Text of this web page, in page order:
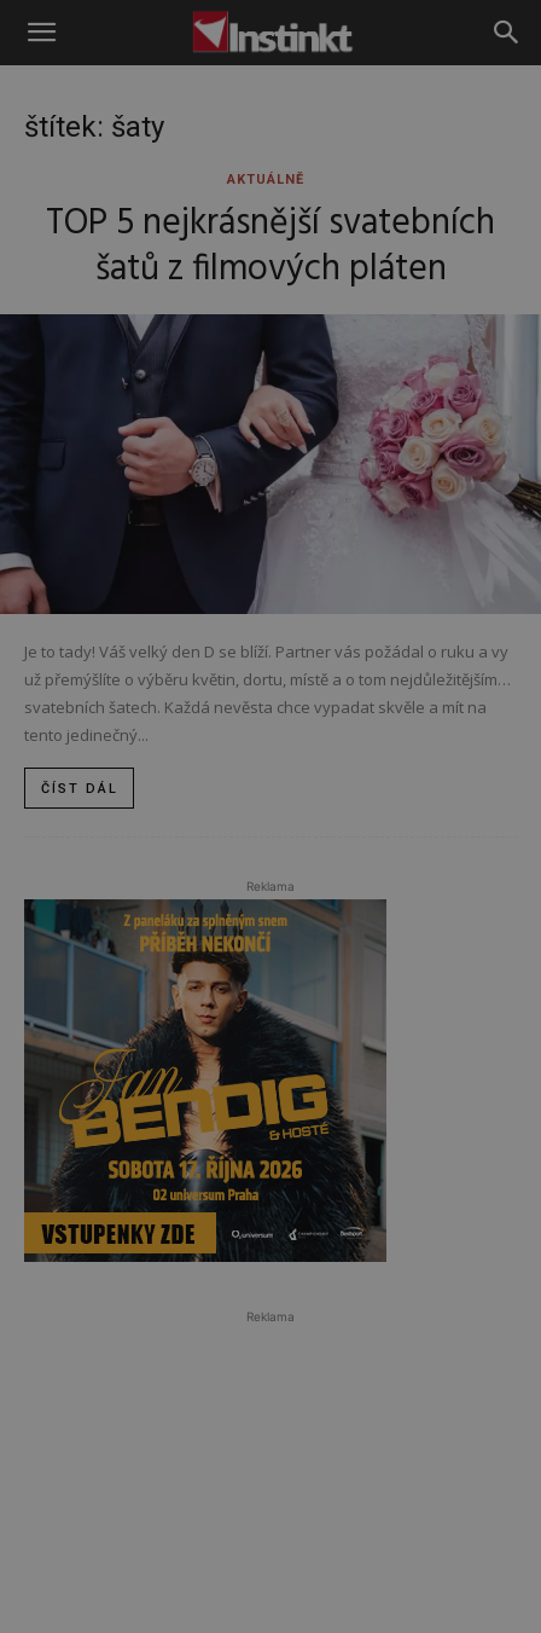
Instinkt
štítek: šaty
AKTUÁLNĚ
TOP 5 nejkrásnější svatebních
šatů z filmových pláten
Je to tady! Váš velký den D se blíží. Partner vás požádal o ruku a vy
už přemýšlíte o výběru květin, dortu, místě a o tom nejdůležitějším…
svatebních šatech. Každá nevěsta chce vypadat skvěle a mít na
tento jedinečný...
ČÍST DÁL
Reklama
Reklama